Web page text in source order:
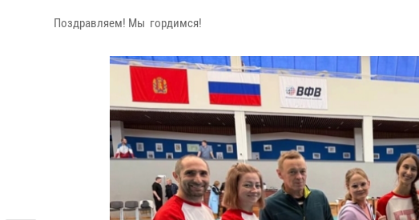
Поздравляем! Мы гордимся!